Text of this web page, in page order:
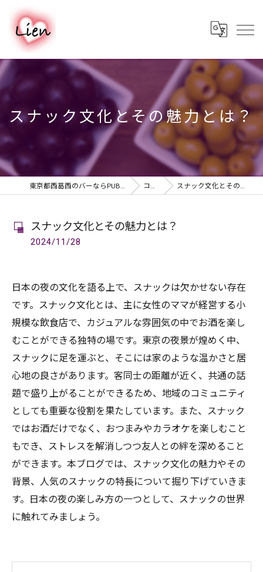
スナック文化とその魅力とは？
東京都西葛西のバーならPUB & BAR Lien コラム スナック文化とその魅力とは？
スナック文化とその魅力とは？
2024/11/28
日本の夜の文化を語る上で、スナックは欠かせない存在
です。スナック文化とは、主に女性のママが経営する小
規模な飲食店で、カジュアルな雰囲気の中でお酒を楽し
むことができる独特の場です。東京の夜景が煌めく中、
スナックに足を運ぶと、そこには家のような温かさと居
心地の良さがあります。客同士の距離が近く、共通の話
題で盛り上がることができるため、地域のコミュニティ
としても重要な役割を果たしています。また、スナック
ではお酒だけでなく、おつまみやカラオケを楽しむこと
もでき、ストレスを解消しつつ友人との絆を深めること
ができます。本ブログでは、スナック文化の魅力やその
背景、人気のスナックの特長について掘り下げていきま
す。日本の夜の楽しみ方の一つとして、スナックの世界
に触れてみましょう。